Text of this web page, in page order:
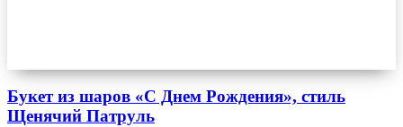
Букет из шаров «С Днем Рождения», стиль
Щенячий Патруль